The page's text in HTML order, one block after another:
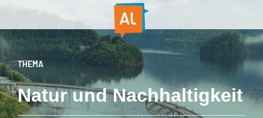
THEMA
Natur und Nachhaltigkeit